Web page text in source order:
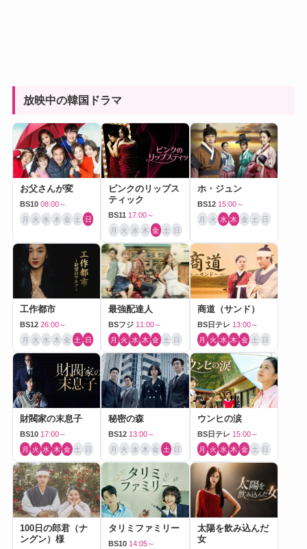
放映中の韓国ドラマ
お父さんが変
BS10 08:00～
月 火 水 木 金 土 日
ピンクのリップス
ティック
BS11 17:00～
月 火 水 木 金 土 日
ホ・ジュン
BS12 15:00～
月 火 水 木 金 土 日
工作都市
BS12 26:00～
月 火 水 木 金 土 日
最強配達人
BSフジ 11:00～
月 火 水 木 金 土 日
商道（サンド）
BS日テレ 13:00～
月 火 水 木 金 土 日
財閥家の末息子
BS10 17:00～
月 火 水 木 金 土 日
秘密の森
BS12 13:00～
月 火 水 木 金 土 日
ウンヒの涙
BS日テレ 15:00～
月 火 水 木 金 土 日
100日の郎君（ナ
ングン）様
タリミファミリー
BS10 14:05～
太陽を飲み込んだ
女